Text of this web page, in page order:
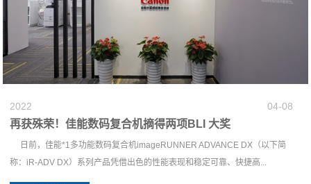
04-08
2022
再获殊荣！佳能数码复合机摘得两项BLI 大奖
日前，佳能*1多功能数码复合机imageRUNNER ADVANCE DX（以下简
称：iR-ADV DX）系列产品凭借出色的性能表现和稳定可靠、快捷高...